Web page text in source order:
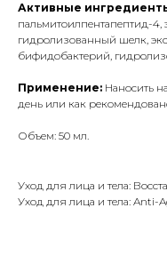
Активные
пальмитоилпентапептид-4,
гидролизованный шелк,
бифидобактерий,
Применение: Наносить
день или как
Объем: 50 мл.
Уход для лица и тела:
Уход для лица и тела: Anti-